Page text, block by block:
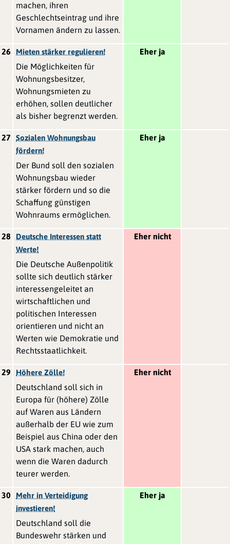
machen, ihren
Geschlechtseintrag und ihre
Vornamen ändern zu lassen.
26 Mieten stärker regulieren!
Die Möglichkeiten für
Wohnungsbesitzer,
Wohnungsmieten zu
erhöhen, sollen deutlicher
als bisher begrenzt werden.
Eher ja
27
Sozialen Wohnungsbau
fördern!
Der Bund soll den sozialen
Wohnungsbau wieder
stärker fördern und so die
Schaffung günstigen
Wohnraums ermöglichen.
Eher ja
28
Deutsche Interessen statt
Werte!
Die Deutsche Außenpolitik
sollte sich deutlich stärker
interessengeleitet an
wirtschaftlichen und
politischen Interessen
orientieren und nicht an
Werten wie Demokratie und
Rechtsstaatlichkeit.
Eher nicht
29 Höhere Zölle!
Deutschland soll sich in
Europa für (höhere) Zölle
auf Waren aus Ländern
außerhalb der EU wie zum
Beispiel aus China oder den
USA stark machen, auch
wenn die Waren dadurch
teurer werden.
Eher nicht
30
Mehr in Verteidigung
investieren!
Deutschland soll die
Bundeswehr stärken und
Eher ja